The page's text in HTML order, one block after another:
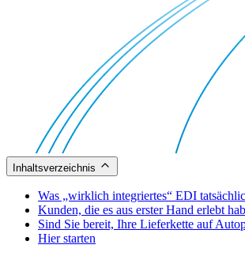
Inhaltsverzeichnis
Was „wirklich integriertes“ EDI
Kunden, die es aus erster Hand erlebt
Sind Sie bereit, Ihre Lieferkette auf
Hier starten